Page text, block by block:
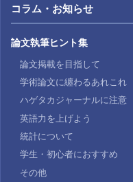
コラム・お知らせ
論文執筆ヒント集
論文掲載を目指して
学術論文に纏わるあれこれ
ハゲタカジャーナルに注意
英語力を上げよう
統計について
学生・初心者におすすめ
その他